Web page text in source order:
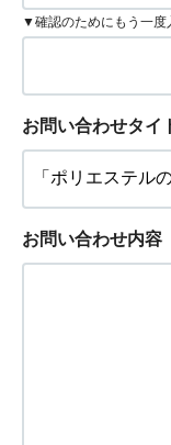
▼確認のためにもう一度
お問い合わせタイ
お問い合わせ内容